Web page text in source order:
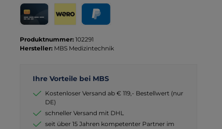
Rechnung
Rechnung für Behörden
Vorkasse
Produktnummer: 102291
Hersteller: MBS Medizintechnik
Ihre Vorteile bei MBS
Kostenloser Versand ab € 119,- Bestellwert (nur
DE)
schneller Versand mit DHL
seit über 15 Jahren kompetenter Partner im